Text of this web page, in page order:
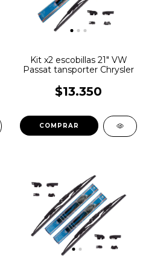
Kit x2 escobillas 21" VW
Passat tansporter Chrysler
$13.350